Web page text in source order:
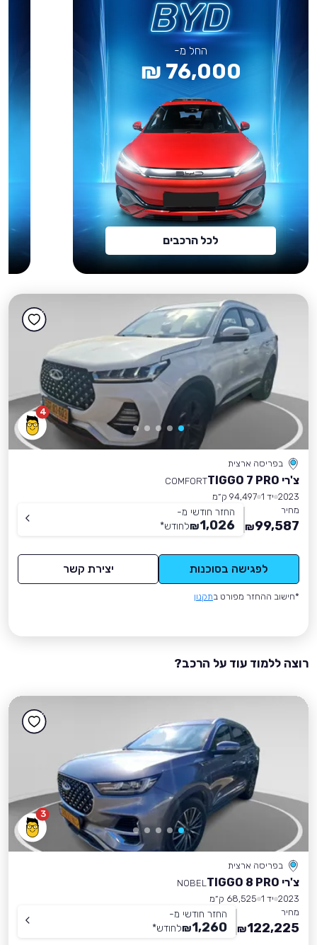
החל מ-
76,000 ₪
לכל הרכבים
4
בפריסה ארצית
צ'רי TIGGO 7 PRO
COMFORT
2023 יד 1
94,497 ק״מ
מחיר
99,587
₪
החזר חודשי מ-
1,026
₪לחודש*
לפגישה בסוכנות יצירת קשר
*חישוב ההחזר מפורט בתקנון
רוצה ללמוד עוד על הרכב?
3
בפריסה ארצית
צ'רי TIGGO 8 PRO
NOBEL
2023 יד 1
68,525 ק״מ
מחיר
122,225
₪
החזר חודשי מ-
1,260
₪לחודש*